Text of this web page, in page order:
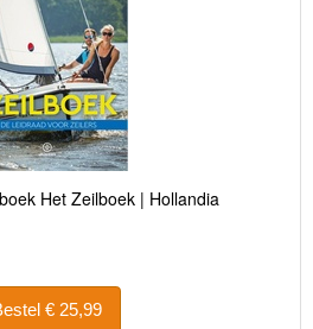
Het Zeilboek | Hollandia
Bestel € 25,99